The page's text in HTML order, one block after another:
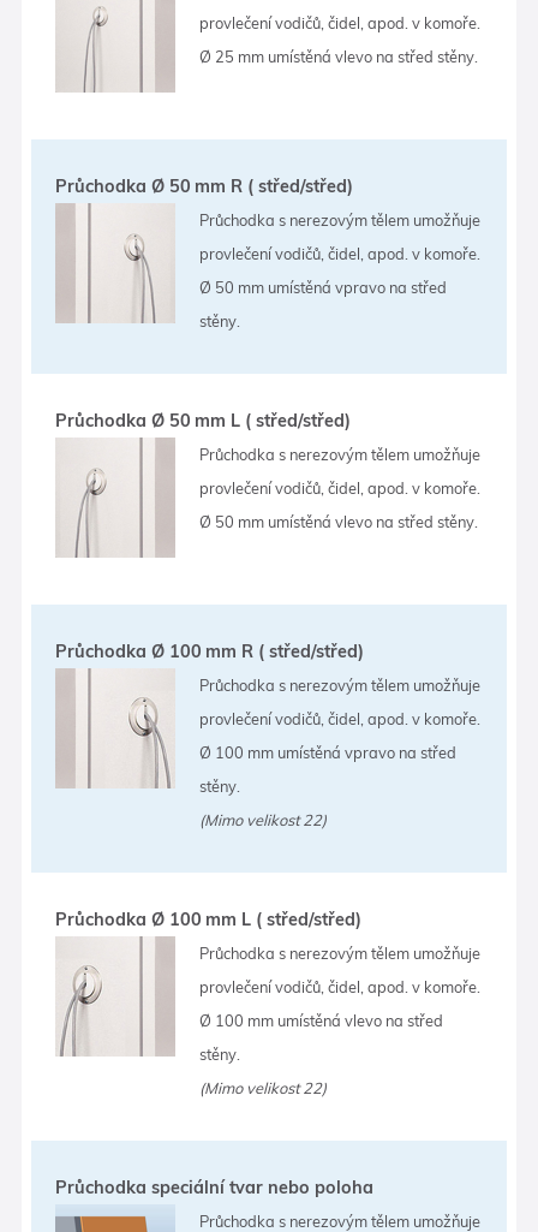
provlečení vodičů, čidel, apod. v komoře.
Ø 25 mm umístěná vlevo na střed stěny.
Průchodka Ø 50 mm R ( střed/střed)
Průchodka s nerezovým tělem umožňuje
provlečení vodičů, čidel, apod. v komoře.
Ø 50 mm umístěná vpravo na střed
stěny.
Průchodka Ø 50 mm L ( střed/střed)
Průchodka s nerezovým tělem umožňuje
provlečení vodičů, čidel, apod. v komoře.
Ø 50 mm umístěná vlevo na střed stěny.
Průchodka Ø 100 mm R ( střed/střed)
Průchodka s nerezovým tělem umožňuje
provlečení vodičů, čidel, apod. v komoře.
Ø 100 mm umístěná vpravo na střed
stěny.
(Mimo velikost 22)
Průchodka Ø 100 mm L ( střed/střed)
Průchodka s nerezovým tělem umožňuje
provlečení vodičů, čidel, apod. v komoře.
Ø 100 mm umístěná vlevo na střed
stěny.
(Mimo velikost 22)
Průchodka speciální tvar nebo poloha
Průchodka s nerezovým tělem umožňuje